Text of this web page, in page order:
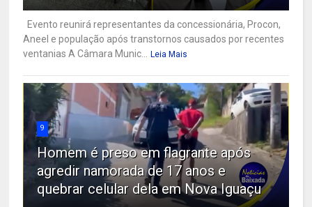
Evento reunirá representantes da concessionária, Procon,
Aneel e população após transtornos causados por recentes
ventanias A Câmara Munic...
Leia Mais
9
Homem é preso em flagrante após
agredir namorada de 17 anos e
quebrar celular dela em Nova Iguaçu